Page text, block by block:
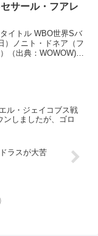
サール・フアレ
イトル WBO世界Sバ
）ノニト・ドネア（フ
（出典：WOWOW)リ
ル・ジェイコブス戦
しましたが、ゴロ
ラスが大苦